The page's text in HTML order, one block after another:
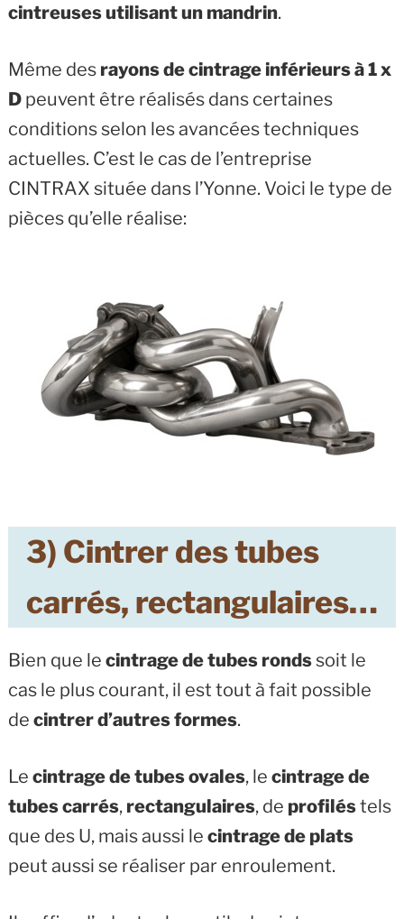
cintreuses utilisant un mandrin.
Même des rayons de cintrage inférieurs à 1 x
Dpeuvent être réalisés dans certaines
conditions selon les avancées techniques
actuelles. C’est le cas de l’entreprise
CINTRAX située dans l’Yonne. Voici le type de
pièces qu’elle réalise:
3) Cintrer des tubes
carrés, rectangulaires…
Bien que le cintrage de tubes rondssoit le
cas le plus courant, il est tout à fait possible
de cintrer d’autres formes.
Le cintrage de tubes ovales, le cintrage de
tubes carrés, rectangulaires, de profiléstels
que des U, mais aussi le cintrage de plats
peut aussi se réaliser par enroulement.